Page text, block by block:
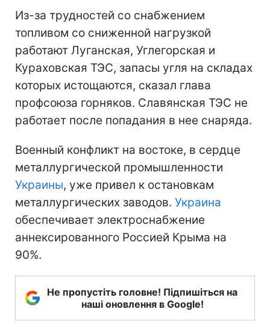
Из-за трудностей со снабжением
топливом со сниженной нагрузкой
работают Луганская, Углегорская и
Кураховская ТЭС, запасы угля на складах
которых истощаются, сказал глава
профсоюза горняков. Славянская ТЭС не
работает после попадания в нее снаряда.
Военный конфликт на востоке, в сердце
металлургической промышленности
Украины, уже привел к остановкам
металлургических заводов. Украина
обеспечивает электроснабжение
аннексированного Россией Крыма на
90%.
Не пропустіть головне! Підпишіться на
наші оновлення в Google!